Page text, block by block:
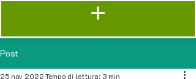
Post
25 nov 2022Tempo di lettura: 3 min